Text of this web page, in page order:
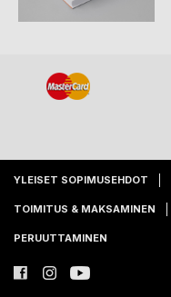
YLEISET SOPIMUSEHDOT
TOIMITUS & MAKSAMINEN
PERUUTTAMINEN